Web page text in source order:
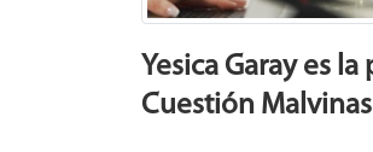
Yesica Garay es
Cuestión Malvinas